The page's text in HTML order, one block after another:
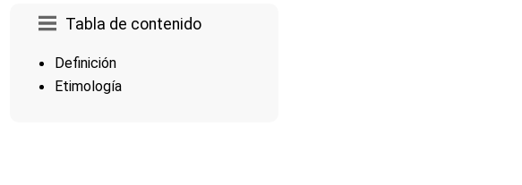
Tabla de contenido
Definición
Etimología